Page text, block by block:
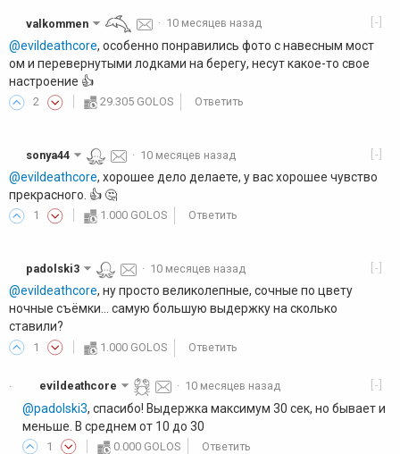
[-]
valkommen · 10 месяцев назад
@evildeathcore, особенно понравились фото с навесным мост
ом и перевернутыми лодками на берегу, несут какое-то свое
настроение 👍️
2 29.305 GOLOS Ответить
[-]
sonya44 · 10 месяцев назад
@evildeathcore, хорошее дело делаете, у вас хорошее чувство
прекрасного. 👍️ 🤔
1 1.000 GOLOS Ответить
[-]
padolski3 · 10 месяцев назад
@evildeathcore, ну просто великолепные, сочные по цвету
ночные съёмки... самую большую выдержку на сколько
ставили?
1 1.000 GOLOS Ответить
· [-]
evildeathcore · 10 месяцев назад
@padolski3, спасибо! Выдержка максимум 30 сек, но бывает и
меньше. В среднем от 10 до 30
1 0.000 GOLOS Ответить